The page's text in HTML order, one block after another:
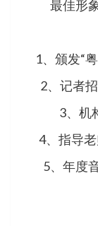
最佳形
1、颁发“
2、记者
3、机
4、指导
5、年度